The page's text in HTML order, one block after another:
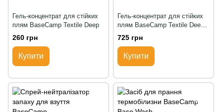
Гель-концентрат для стійких
плям BaseCamp Textile Deep
260 грн
Купити
Гель-концентрат для стійких
плям BaseCamp Textile Deep
Wash
725 грн
Купити